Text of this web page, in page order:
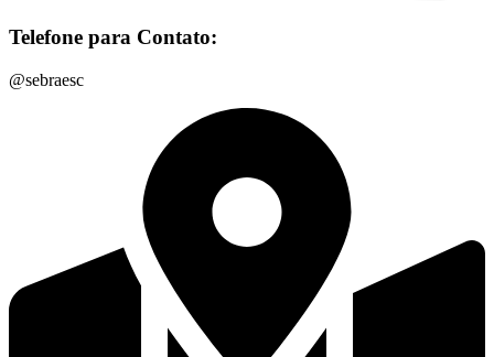
Telefone para Contato:
@sebraesc